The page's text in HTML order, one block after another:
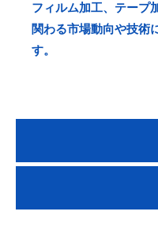
フィルム加工、テープ
関わる市場動向や技術
す。